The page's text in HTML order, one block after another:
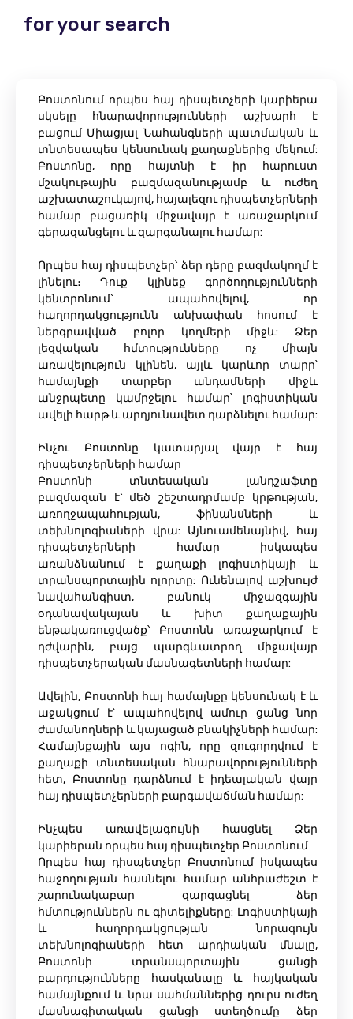
for your search
Բոստոնում որպես հայ դիսպետչերի կարիերա
սկսելը հնարավորությունների աշխարհ է
բացում Միացյալ Նահանգների պատմական և
տնտեսապես կենսունակ քաղաքներից մեկում:
Բոստոնը, որը հայտնի է իր հարուստ
մշակութային բազմազանությամբ և ուժեղ
աշխատաշուկայով, հայալեզու դիսպետչերների
համար բացառիկ միջավայր է առաջարկում
գերազանցելու և զարգանալու համար:
Որպես հայ դիսպետչեր՝ ձեր դերը բազմակողմ է
լինելու։ Դուք կլինեք գործողությունների
կենտրոնում՝ ապահովելով, որ
հաղորդակցությունն անխափան հոսում է
ներգրավված բոլոր կողմերի միջև: Ձեր
լեզվական հմտությունները ոչ միայն
առավելություն կլինեն, այլև կարևոր տարր՝
համայնքի տարբեր անդամների միջև
անջրպետը կամրջելու համար՝ լոգիստիկան
ավելի հարթ և արդյունավետ դարձնելու համար:
Ինչու Բոստոնը կատարյալ վայր է հայ
դիսպետչերների համար
Բոստոնի տնտեսական լանդշաֆտը
բազմազան է՝ մեծ շեշտադրմամբ կրթության,
առողջապահության, ֆինանսների և
տեխնոլոգիաների վրա: Այնուամենայնիվ, հայ
դիսպետչերների համար իսկապես
առանձնանում է քաղաքի լոգիստիկայի և
տրանսպորտային ոլորտը: Ունենալով աշխույժ
նավահանգիստ, բանուկ միջազգային
օդանավակայան և խիտ քաղաքային
ենթակառուցվածք՝ Բոստոնն առաջարկում է
դժվարին, բայց պարգևատրող միջավայր
դիսպետչերական մասնագետների համար:
Ավելին, Բոստոնի հայ համայնքը կենսունակ է և
աջակցում է՝ ապահովելով ամուր ցանց նոր
ժամանողների և կայացած բնակիչների համար:
Համայնքային այս ոգին, որը զուգորդվում է
քաղաքի տնտեսական հնարավորությունների
հետ, Բոստոնը դարձնում է իդեալական վայր
հայ դիսպետչերների բարգավաճման համար:
Ինչպես առավելագույնի հասցնել Ձեր
կարիերան որպես հայ դիսպետչեր Բոստոնում
Որպես հայ դիսպետչեր Բոստոնում իսկապես
հաջողության հասնելու համար անհրաժեշտ է
շարունակաբար զարգացնել ձեր
հմտություններն ու գիտելիքները: Լոգիստիկայի
և հաղորդակցության նորագույն
տեխնոլոգիաների հետ արդիական մնալը,
Բոստոնի տրանսպորտային ցանցի
բարդությունները հասկանալը և հայկական
համայնքում և նրա սահմաններից դուրս ուժեղ
մասնագիտական ​​ցանցի ստեղծումը ձեր